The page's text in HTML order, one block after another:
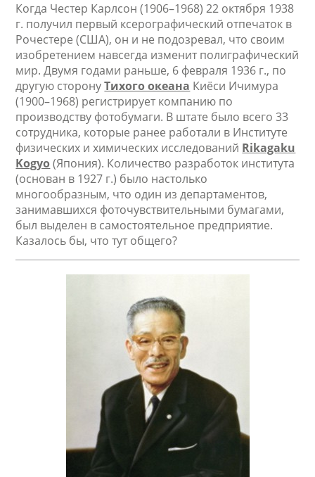
Когда Честер Карлсон (1906–1968) 22 октября 1938
г. получил первый ксерографический отпечаток в
Рочестере (США), он и не подозревал, что своим
изобретением навсегда изменит полиграфический
мир. Двумя годами раньше, 6 февраля 1936 г., по
другую сторонуТихого океана Киёси Ичимура
(1900–1968) регистрирует компанию по
производству фотобумаги. В штате было всего 33
сотрудника, которые ранее работали в Институте
физических и химических исследований Rikagaku
Kogyo(Япония). Количество разработок института
(основан в 1927 г.) было настолько
многообразным, что один из департаментов,
занимавшихся фоточувствительными бумагами,
был выделен в самостоятельное предприятие.
Казалось бы, что тут общего?